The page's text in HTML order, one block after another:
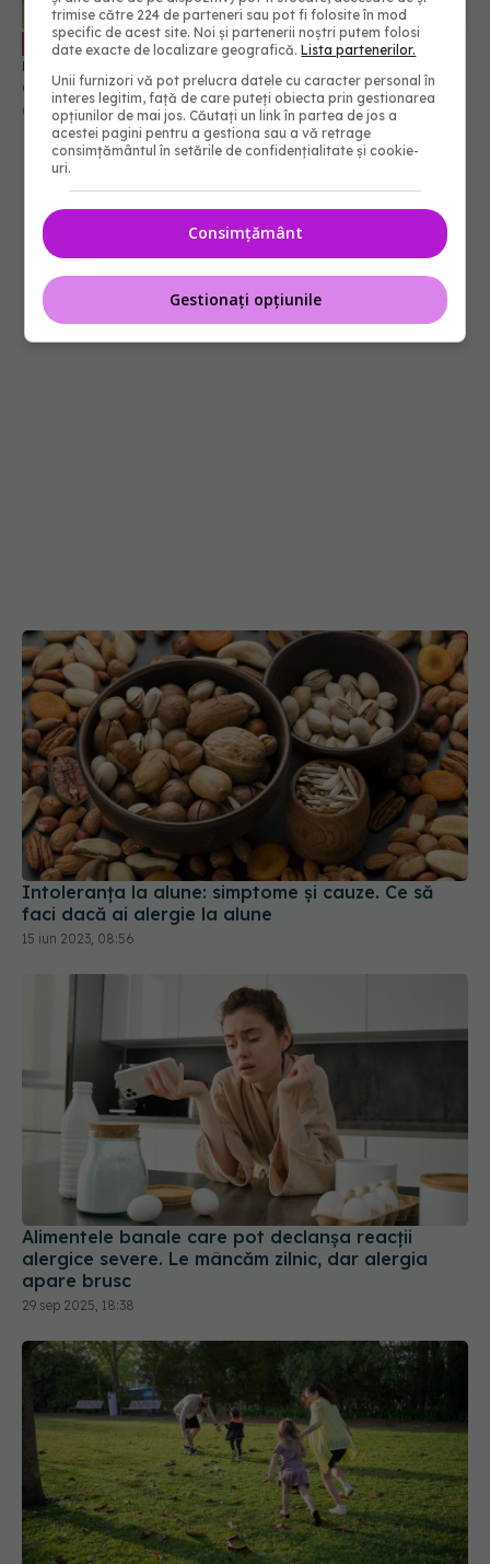
EXCLUSIV Alergia CIUDATĂ descoperită la
români. Carmen Bunu-Panaitescu: Cine ar fi
crezut? Noi nu suntem obișnuiți, nu e normal
04 iul 2022, 15:08
Intoleranța la alune: simptome și cauze. Ce să
faci dacă ai alergie la alune
15 iun 2023, 08:56
Alimentele banale care pot declanșa reacții
alergice severe. Le mâncăm zilnic, dar alergia
apare brusc
29 sep 2025, 18:38
trimise către 224 de parteneri sau pot fi folosite în mod
specific de acest site. Noi și partenerii noștri putem folosi
date exacte de localizare geografică.Lista partenerilor.
Unii furnizori vă pot prelucra datele cu caracter personal în
interes legitim, față de care puteți obiecta prin gestionarea
opțiunilor de mai jos. Căutați un link în partea de jos a
acestei pagini pentru a gestiona sau a vă retrage
consimțământul în setările de confidențialitate și cookie-
uri.
Consimțământ
Gestionați opțiunile